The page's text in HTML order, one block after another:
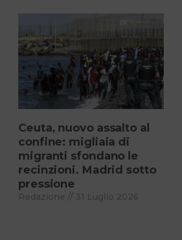
Ceuta, nuovo assalto al
confine: migliaia di
migranti sfondano le
recinzioni. Madrid sotto
pressione
Redazione 31 Luglio 2026